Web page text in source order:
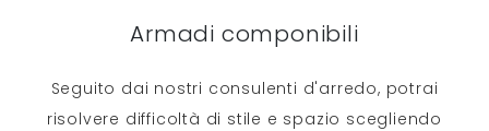
Armadi componibili
Seguito dai nostri consulenti d'arredo, potrai
risolvere difficoltà di stile e spazio scegliendo